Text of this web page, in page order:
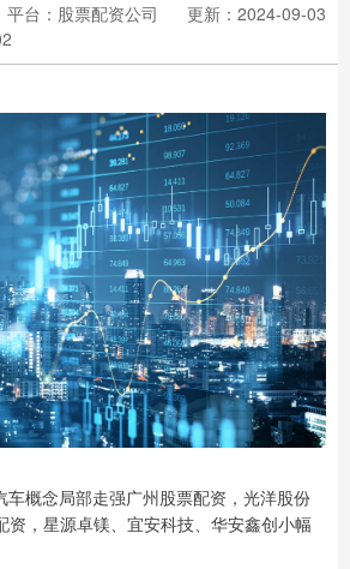
平台：股票配资公司
更新：2024-09-03
概念局部走强广州股票配资，光洋股份
资，星源卓镁、宜安科技、华安鑫创小幅